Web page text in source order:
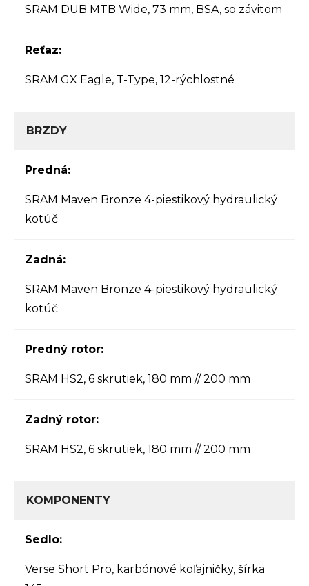
SRAM DUB MTB Wide, 73 mm, BSA, so závitom
Reťaz:
SRAM GX Eagle, T-Type, 12-rýchlostné
BRZDY
Predná:
SRAM Maven Bronze 4-piestikový hydraulický
kotúč
Zadná:
SRAM Maven Bronze 4-piestikový hydraulický
kotúč
Predný rotor:
SRAM HS2, 6 skrutiek, 180 mm // 200 mm
Zadný rotor:
SRAM HS2, 6 skrutiek, 180 mm // 200 mm
KOMPONENTY
Sedlo:
Verse Short Pro, karbónové koľajničky, šírka